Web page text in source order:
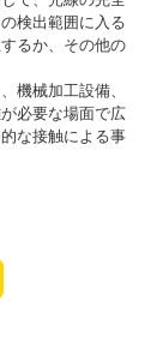
検出範囲に入る
るか、その他の
機械加工設備、
必要な場面で広
な接触による事